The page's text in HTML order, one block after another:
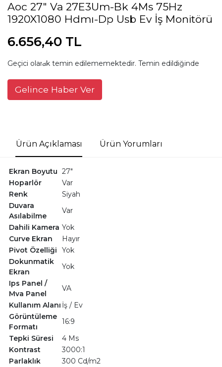
Aoc 27" Va 27E3Um-Bk 4Ms 75Hz
1920X1080 Hdmı-Dp Usb Ev İş Monitörü
6.656,40 TL
Geçici olarak temin edilememektedir. Temin edildiğinde
Gelince Haber Ver
Ürün Açıklaması Ürün Yorumları
Ekran Boyutu 27"
Hoparlör
Var
Renk
Siyah
Duvara
Asılabilme
Var
Dahili Kamera Yok
Curve Ekran
Hayır
Pivot Özelliği
Yok
Dokunmatik
Ekran
Yok
Ips Panel /
Mva Panel
VA
Kullanım Alanı İş / Ev
Görüntüleme
Formatı
16:9
Tepki Süresi
4 Ms
Kontrast
3000:1
Parlaklık
300 Cd/m2